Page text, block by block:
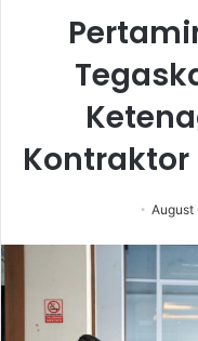
Kontraktor
August